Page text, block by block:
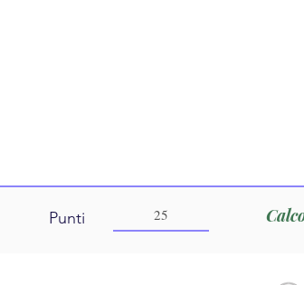
Punti